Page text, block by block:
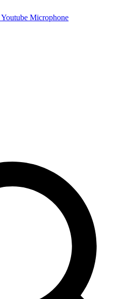
Youtube Microphone